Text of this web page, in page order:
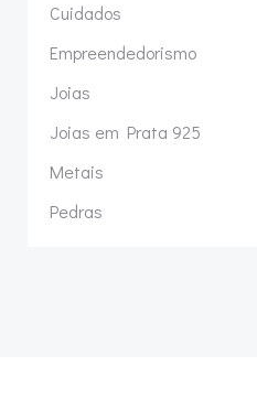
Cuidados
Empreendedorismo
Joias
Joias em Prata 925
Metais
Pedras